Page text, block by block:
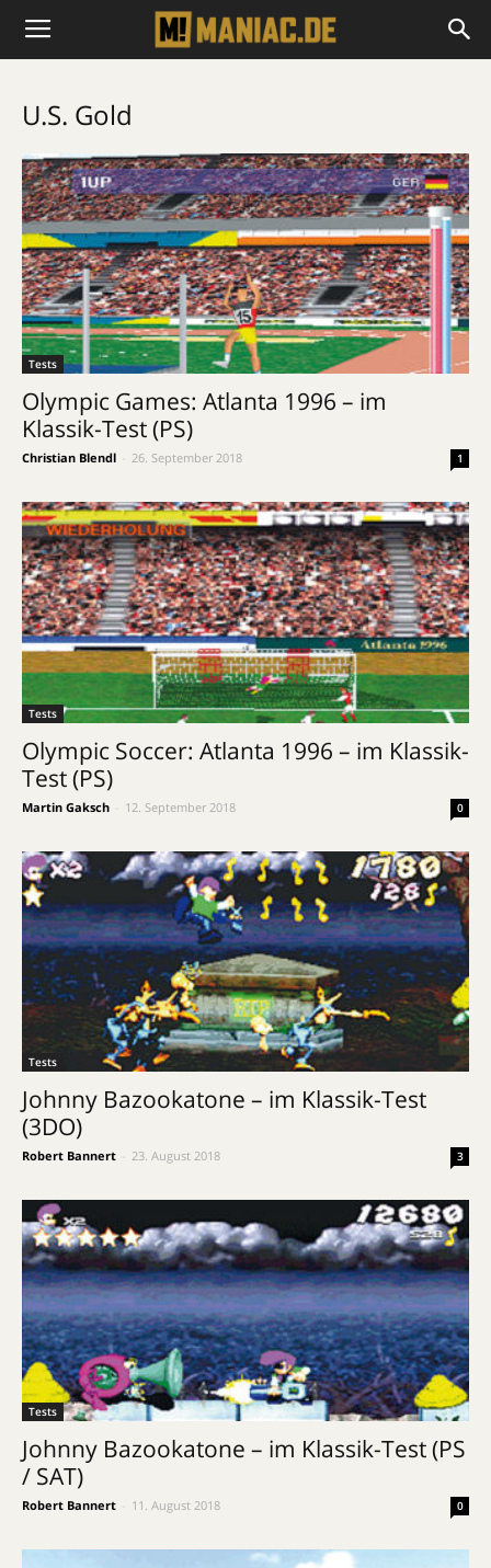
U.S. Gold
Tests
Olympic Games: Atlanta 1996 – im
Klassik-Test (PS)
Christian Blendl 26. September 2018 1
Tests
Olympic Soccer: Atlanta 1996 – im Klassik-
Test (PS)
Martin Gaksch 12. September 2018 0
Tests
Johnny Bazookatone – im Klassik-Test
(3DO)
Robert Bannert 23. August 2018 3
Tests
Johnny Bazookatone – im Klassik-Test (PS
/ SAT)
Robert Bannert 11. August 2018 0